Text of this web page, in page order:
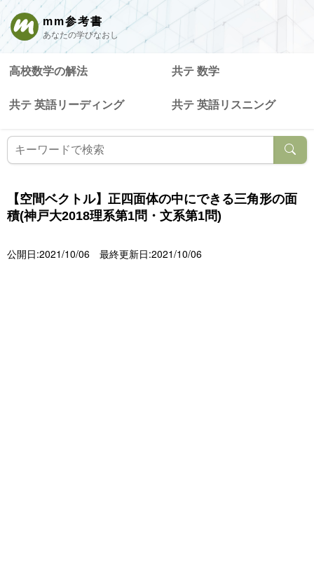
mm参考書
あなたの学びなおし
高校数学の解法 共テ 数学
共テ 英語リーディング 共テ 英語リスニング
【空間ベクトル】正四面体の中にできる三角形の面
積(神戸大2018理系第1問・文系第1問)
公開日:2021/10/06 最終更新日:2021/10/06